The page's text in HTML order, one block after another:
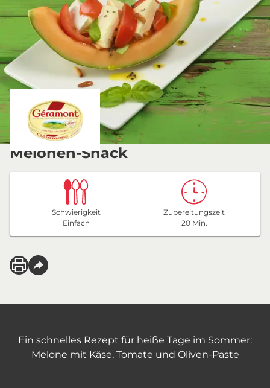
Melonen-Snack
Schwierigkeit
Einfach
Zubereitungszeit
20 Min.
Ein schnelles Rezept für heiße Tage im Sommer:
Melone mit Käse, Tomate und Oliven-Paste